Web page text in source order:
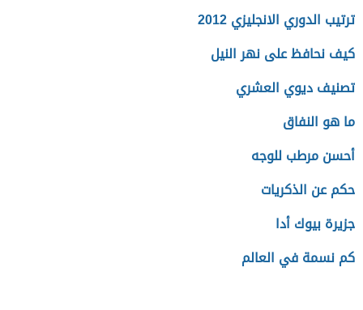
ترتيب الدوري الانجليزي 2012
كيف نحافظ على نهر النيل
تصنيف ديوي العشري
ما هو النفاق
أحسن مرطب للوجه
حكم عن الذكريات
جزيرة بيوك أدا
كم نسمة في العالم